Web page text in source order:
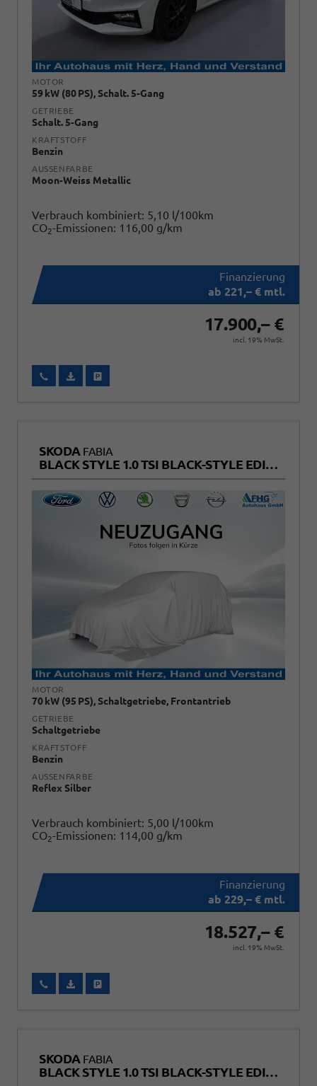
MOTOR
59 kW (80 PS), Schalt. 5-Gang
GETRIEBE
Schalt. 5-Gang
KRAFTSTOFF
Benzin
AUSSENFARBE
Moon-Weiss Metallic
Verbrauch kombiniert: 5,10 l/100km
CO2-Emissionen: 116,00 g/km
ab 221,– € mtl.
17.900,– €
incl. 19% MwSt.
Wir rufen Sie anFahrzeugexposé (PDF)
SKODA FABIA
BLACK STYLE 1.0 TSI BLACK-STYLE EDITION+KAMERA+SITZHEIZUNG+TEMPOMAT+LED
MOTOR
70 kW (95 PS), Schaltgetriebe, Frontantrieb
GETRIEBE
Schaltgetriebe
KRAFTSTOFF
Benzin
AUSSENFARBE
Reflex Silber
Verbrauch kombiniert: 5,00 l/100km
CO2-Emissionen: 114,00 g/km
ab 229,– € mtl.
18.527,– €
incl. 19% MwSt.
Wir rufen Sie anFahrzeugexposé (PDF)
SKODA FABIA
BLACK STYLE 1.0 TSI BLACK-STYLE EDITION+KAMERA+SITZHEIZUNG+TEMPOMAT+LED